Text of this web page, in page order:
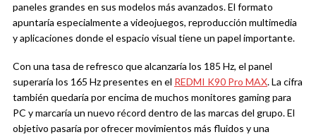
paneles grandes en sus modelos más avanzados. El formato
apuntaría especialmente a videojuegos, reproducción multimedia
y aplicaciones donde el espacio visual tiene un papel importante.
Con una tasa de refresco que alcanzaría los 185 Hz, el panel
superaría los 165 Hz presentes en el REDMI K90 Pro MAX. La cifra
también quedaría por encima de muchos monitores gaming para
PC y marcaría un nuevo récord dentro de las marcas del grupo. El
objetivo pasaría por ofrecer movimientos más fluidos y una